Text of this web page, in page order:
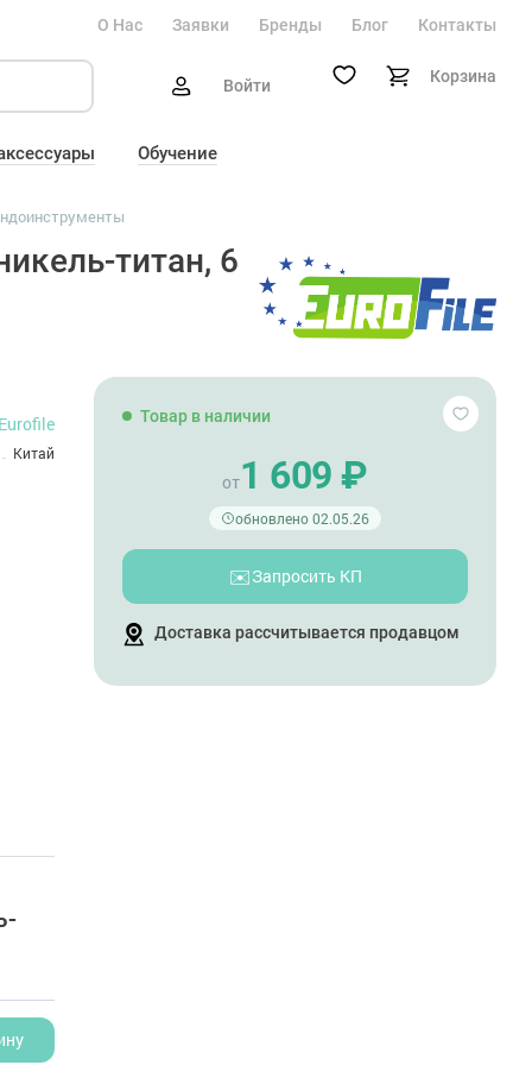
О Нас Заявки Бренды Блог Контакты
Войти Корзина
Обучение
титан, 6
Китай
Товар в наличии
от1 609 ₽
обновлено 02.05.26
✉️Запросить КП
Доставка рассчитывается продавцом